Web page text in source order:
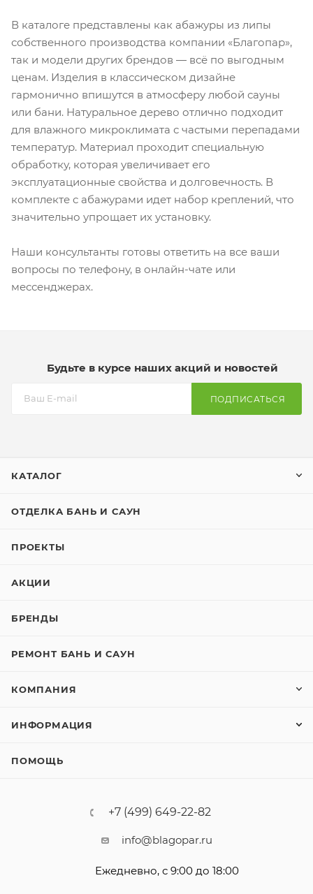
В каталоге представлены как абажуры из липы
собственного производства компании «Благопар»,
так и модели других брендов — всё по выгодным
ценам. Изделия в классическом дизайне
гармонично впишутся в атмосферу любой сауны
или бани. Натуральное дерево отлично подходит
для влажного микроклимата с частыми перепадами
температур. Материал проходит специальную
обработку, которая увеличивает его
эксплуатационные свойства и долговечность. В
комплекте с абажурами идет набор креплений, что
значительно упрощает их установку.
Наши консультанты готовы ответить на все ваши
вопросы по телефону, в онлайн-чате или
мессенджерах.
Будьте в курсе наших акций и новостей
ПОДПИСАТЬСЯ
КАТАЛОГ
ОТДЕЛКА БАНЬ И САУН
ПРОЕКТЫ
АКЦИИ
БРЕНДЫ
РЕМОНТ БАНЬ И САУН
КОМПАНИЯ
ИНФОРМАЦИЯ
ПОМОЩЬ
+7 (499) 649-22-82
info@blagopar.ru
Ежедневно, с 9:00 до 18:00